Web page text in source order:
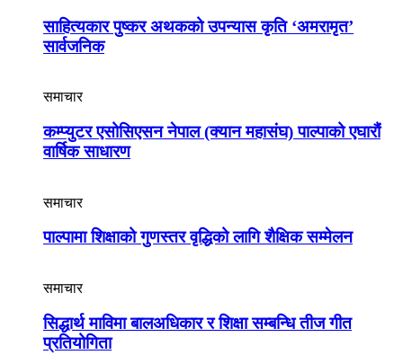
साहित्यकार पुष्कर अथकको उपन्यास कृति ‘अमरामृत’
सार्वजनिक
समाचार
कम्प्युटर एसोसिएसन नेपाल (क्यान महासंघ) पाल्पाको एघारौं
वार्षिक साधारण
समाचार
पाल्पामा शिक्षाको गुणस्तर वृद्धिको लागि शैक्षिक सम्मेलन
समाचार
सिद्धार्थ माविमा बालअधिकार र शिक्षा सम्बन्धि तीज गीत
प्रतियोगिता